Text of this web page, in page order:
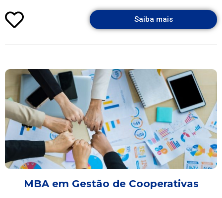
Saiba mais
MBA em Gestão de Cooperativas